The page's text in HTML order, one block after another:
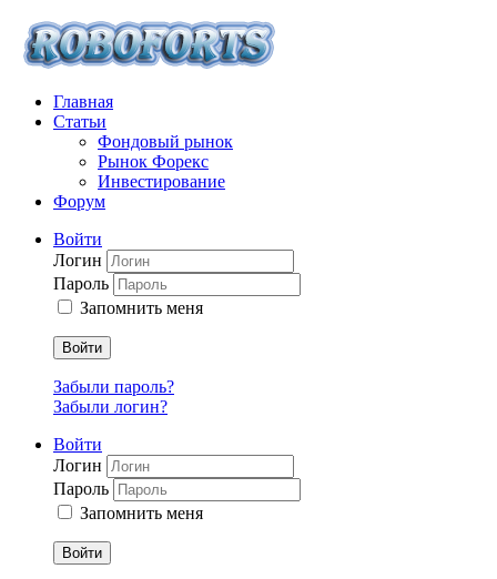
Главная
Статьи
Фондовый рынок
Рынок Форекс
Инвестирование
Форум
Войти
Логин
Пароль
Запомнить меня
Войти
Забыли пароль?
Забыли логин?
Войти
Логин
Пароль
Запомнить меня
Войти